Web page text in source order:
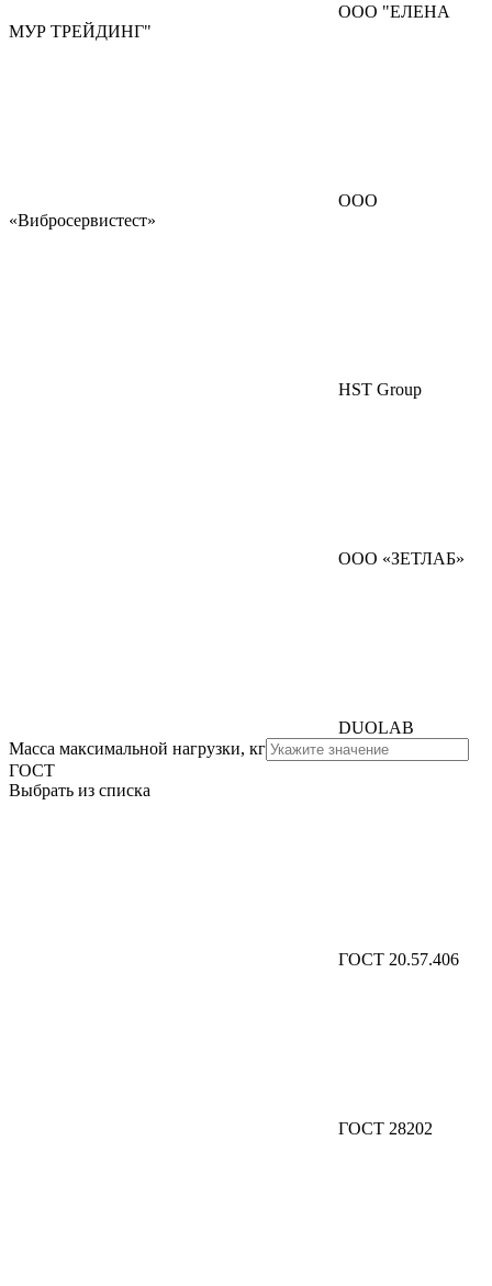
ООО "ЕЛЕНА
МУР ТРЕЙДИНГ"
ООО
«Вибросервистест»
HST Group
ООО «ЗЕТЛАБ»
DUOLAB
Масса максимальной нагрузки, кг
ГОСТ
Выбрать из списка
ГОСТ 20.57.406
ГОСТ 28202